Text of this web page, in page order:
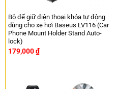
Bộ đế giữ điện thoại khóa tự động
dùng cho xe hơi Baseus LV116 (Car
Phone Mount Holder Stand Auto-
lock)
179,000₫